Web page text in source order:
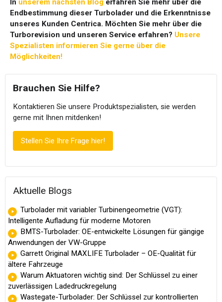
In unserem nächsten Blog erfahren Sie mehr über die
Endbestimmung dieser Turbolader und die Erkenntnisse
unseres Kunden Centrica. Möchten Sie mehr über die
Turborevision und unseren Service erfahren? Unsere
Spezialisten informieren Sie gerne über die
Möglichkeiten!
Brauchen Sie Hilfe?
Kontaktieren Sie unsere Produktspezialisten, sie werden
gerne mit Ihnen mitdenken!
Stellen Sie Ihre Frage hier!
Aktuelle Blogs
Turbolader mit variabler Turbinengeometrie (VGT):
Intelligente Aufladung für moderne Motoren
BMTS-Turbolader: OE-entwickelte Lösungen für gängige
Anwendungen der VW-Gruppe
Garrett Original MAXLIFE Turbolader – OE-Qualität für
ältere Fahrzeuge
Warum Aktuatoren wichtig sind: Der Schlüssel zu einer
zuverlässigen Ladedruckregelung
Wastegate-Turbolader: Der Schlüssel zur kontrollierten